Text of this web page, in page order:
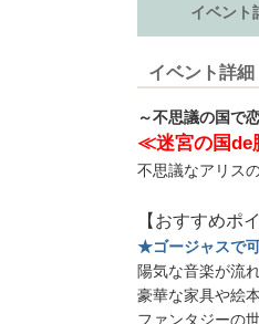
イベント
イベント詳細
～不思議の国で
≪迷宮の国de
不思議なアリス
【おすすめポ
★ゴージャスで
陽気な音楽が流
豪華な家具や絵
ファンタジーの